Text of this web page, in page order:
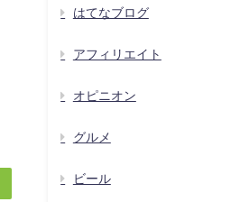
はてなブログ
アフィリエイト
オピニオン
グルメ
ビール